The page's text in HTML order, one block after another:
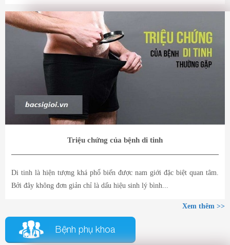
Triệu chứng của bệnh di tinh
Di tinh là hiện tượng khá phổ biến được nam giới đặc biệt quan tâm.
Bởi đây không đơn giản chỉ là dấu hiệu sinh lý bình...
Xem thêm >>
Bệnh phụ khoa